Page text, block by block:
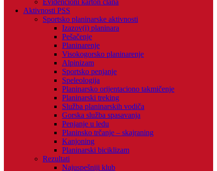
Evidencioni karton člana
Aktivnosti PSS
Sportsko planinarske aktivnosti
Izazov(i) planinara
Pešačenje
Planinarenje
Visokogorsko planinarenje
Alpinizam
Sportsko penjanje
Speleologija
Planinarsko orijentaciono takmičenje
Planinarski treking
Služba planinarskih vodiča
Gorska služba spasavanja
Penjanje u ledu
Planinsko trčanje – skajraning
Kanjoning
Planinarski biciklizam
Rezultati
Najuspešniji klub